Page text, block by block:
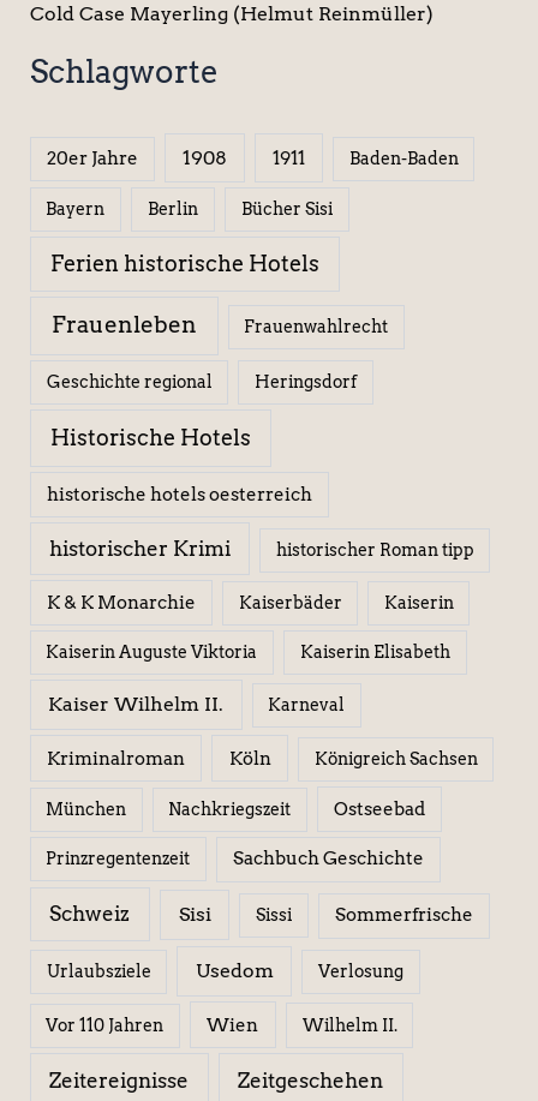
Cold Case Mayerling (Helmut Reinmüller)
Schlagworte
20er Jahre 1908 1911 Baden-Baden
Bayern Berlin Bücher Sisi
Ferien historische Hotels
Frauenleben Frauenwahlrecht
Geschichte regional Heringsdorf
Historische Hotels
historische hotels oesterreich
historischer Krimi historischer Roman tipp
K & K Monarchie Kaiserbäder Kaiserin
Kaiserin Auguste Viktoria Kaiserin Elisabeth
Kaiser Wilhelm II. Karneval
Kriminalroman Köln Königreich Sachsen
München Nachkriegszeit Ostseebad
Prinzregentenzeit Sachbuch Geschichte
Schweiz Sisi Sissi Sommerfrische
Urlaubsziele Usedom Verlosung
Vor 110 Jahren Wien Wilhelm II.
Zeitereignisse Zeitgeschehen